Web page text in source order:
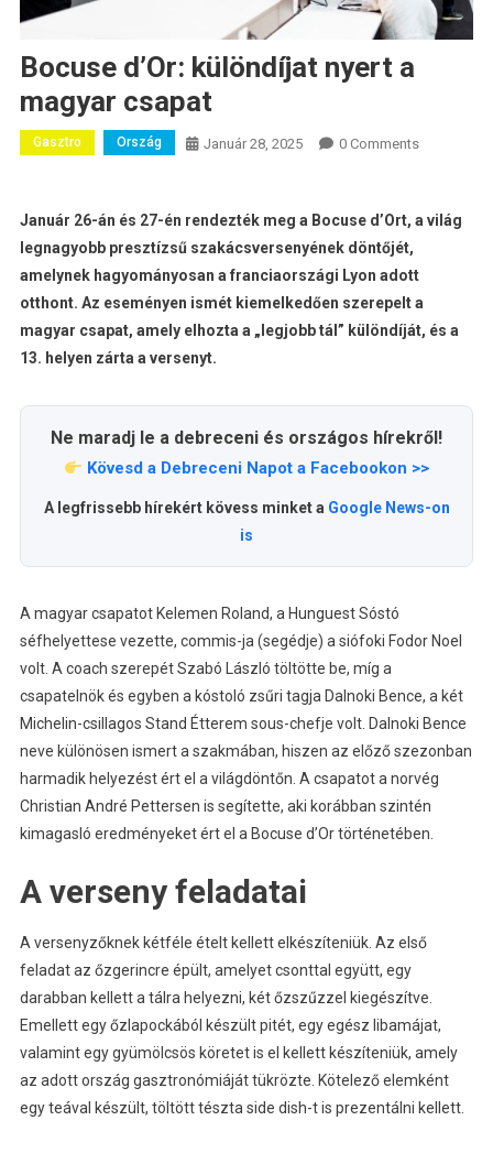
Bocuse d’Or: különdíjat nyert a
magyar csapat
Gasztro Ország Január 28, 2025 0 Comments
Január 26-án és 27-én rendezték meg a Bocuse d’Ort, a világ
legnagyobb presztízsű szakácsversenyének döntőjét,
amelynek hagyományosan a franciaországi Lyon adott
otthont. Az eseményen ismét kiemelkedően szerepelt a
magyar csapat, amely elhozta a „legjobb tál” különdíját, és a
13. helyen zárta a versenyt.
Ne maradj le a debreceni és országos hírekről!
Kövesd a Debreceni Napot a Facebookon >>
A legfrissebb hírekért kövess minket a Google News-on
is
A magyar csapatot Kelemen Roland, a Hunguest Sóstó
séfhelyettese vezette, commis-ja (segédje) a siófoki Fodor Noel
volt. A coach szerepét Szabó László töltötte be, míg a
csapatelnök és egyben a kóstoló zsűri tagja Dalnoki Bence, a két
Michelin-csillagos Stand Étterem sous-chefje volt. Dalnoki Bence
neve különösen ismert a szakmában, hiszen az előző szezonban
harmadik helyezést ért el a világdöntőn. A csapatot a norvég
Christian André Pettersen is segítette, aki korábban szintén
kimagasló eredményeket ért el a Bocuse d’Or történetében.
A verseny feladatai
A versenyzőknek kétféle ételt kellett elkészíteniük. Az első
feladat az őzgerincre épült, amelyet csonttal együtt, egy
darabban kellett a tálra helyezni, két őzszűzzel kiegészítve.
Emellett egy őzlapockából készült pitét, egy egész libamájat,
valamint egy gyümölcsös köretet is el kellett készíteniük, amely
az adott ország gasztronómiáját tükrözte. Kötelező elemként
egy teával készült, töltött tészta side dish-t is prezentálni kellett.